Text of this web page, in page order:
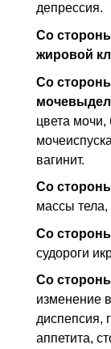
депрессия.
Со
жировой
Со
цвета
вагинит.
Со
массы тела,
Со
судороги
Со
изменение
диспепсия,
аппетита,